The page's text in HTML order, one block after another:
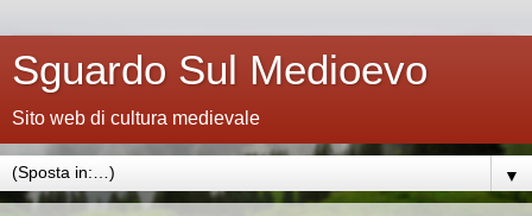
Sguardo Sul Medioevo
Sito web di cultura medievale
▼